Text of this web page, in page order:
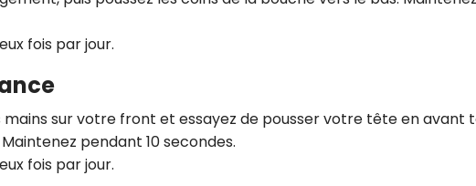
fois par jour.
mains sur votre front et essayez de pousser votre tête en avant
pendant 10 secondes.
fois par jour.